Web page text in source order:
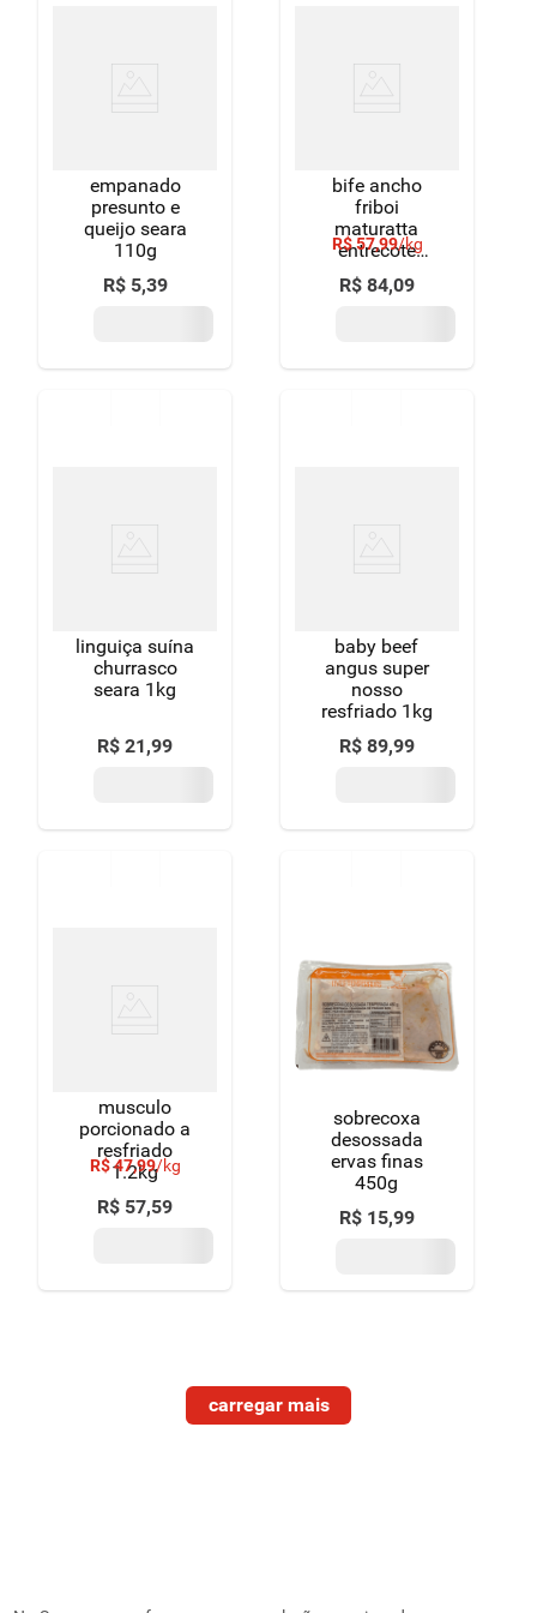
empanado
presunto e
queijo seara
110g
R$ 5,39
bife ancho
friboi
maturatta
entrecote
1.45kg
R$57,99/kg
R$ 84,09
linguiça suína
churrasco
seara 1kg
R$ 21,99
baby beef
angus super
nosso
resfriado 1kg
R$ 89,99
musculo
porcionado a
resfriado
1.2kg
R$47,99/kg
R$ 57,59
sobrecoxa
desossada
ervas finas
450g
R$ 15,99